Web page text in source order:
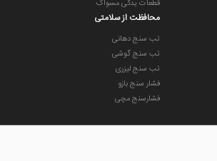
قطعات یدکی مسواک
محافظت از سلامتی
تب سنج دهانی
تب سنج گوشی
تب سنج لیزری
فشار سنج بازو
فشارسنج مچی